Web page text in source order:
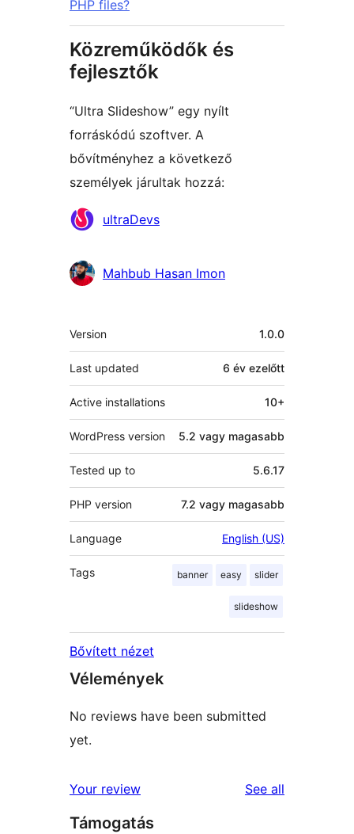
PHP files?
Közreműködők és
fejlesztők
“Ultra Slideshow” egy nyílt
forráskódú szoftver. A
bővítményhez a következő
személyek járultak hozzá:
Közreműködők
ultraDevs
Mahbub Hasan Imon
Meta
Version 1.0.0
Last updated 6 év ezelőtt
Active installations 10+
WordPress version 5.2 vagy magasabb
Tested up to 5.6.17
PHP version 7.2 vagy magasabb
Language English (US)
Tags banner easy slider
slideshow
Bővített nézet
Vélemények
No reviews have been submitted
yet.
Your review See all
Támogatás